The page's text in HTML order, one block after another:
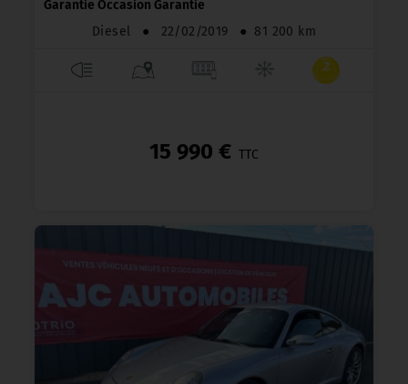
Garantie Occasion Garantie
Diesel
● 22/02/2019 ● 81 200 km
15 990 € TTC